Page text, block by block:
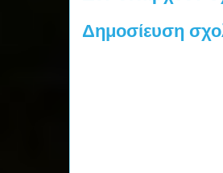
Δημοσίευση